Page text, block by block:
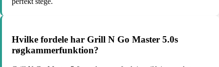
Hvilke fordele har Grill N Go Master 5.0s
røgkammerfunktion?